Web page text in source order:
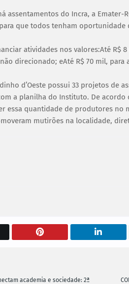
assentamentos do Incra, a Emater-
que todos tenham
atividades nos valores:Até
direcionado; eAté R$ 70 mil,
d’Oeste possui 33 projetos de
a planilha do Instituto. De
essa quantidade de produtores no
mutirões na localidade,
academia e sociedade: 2ª